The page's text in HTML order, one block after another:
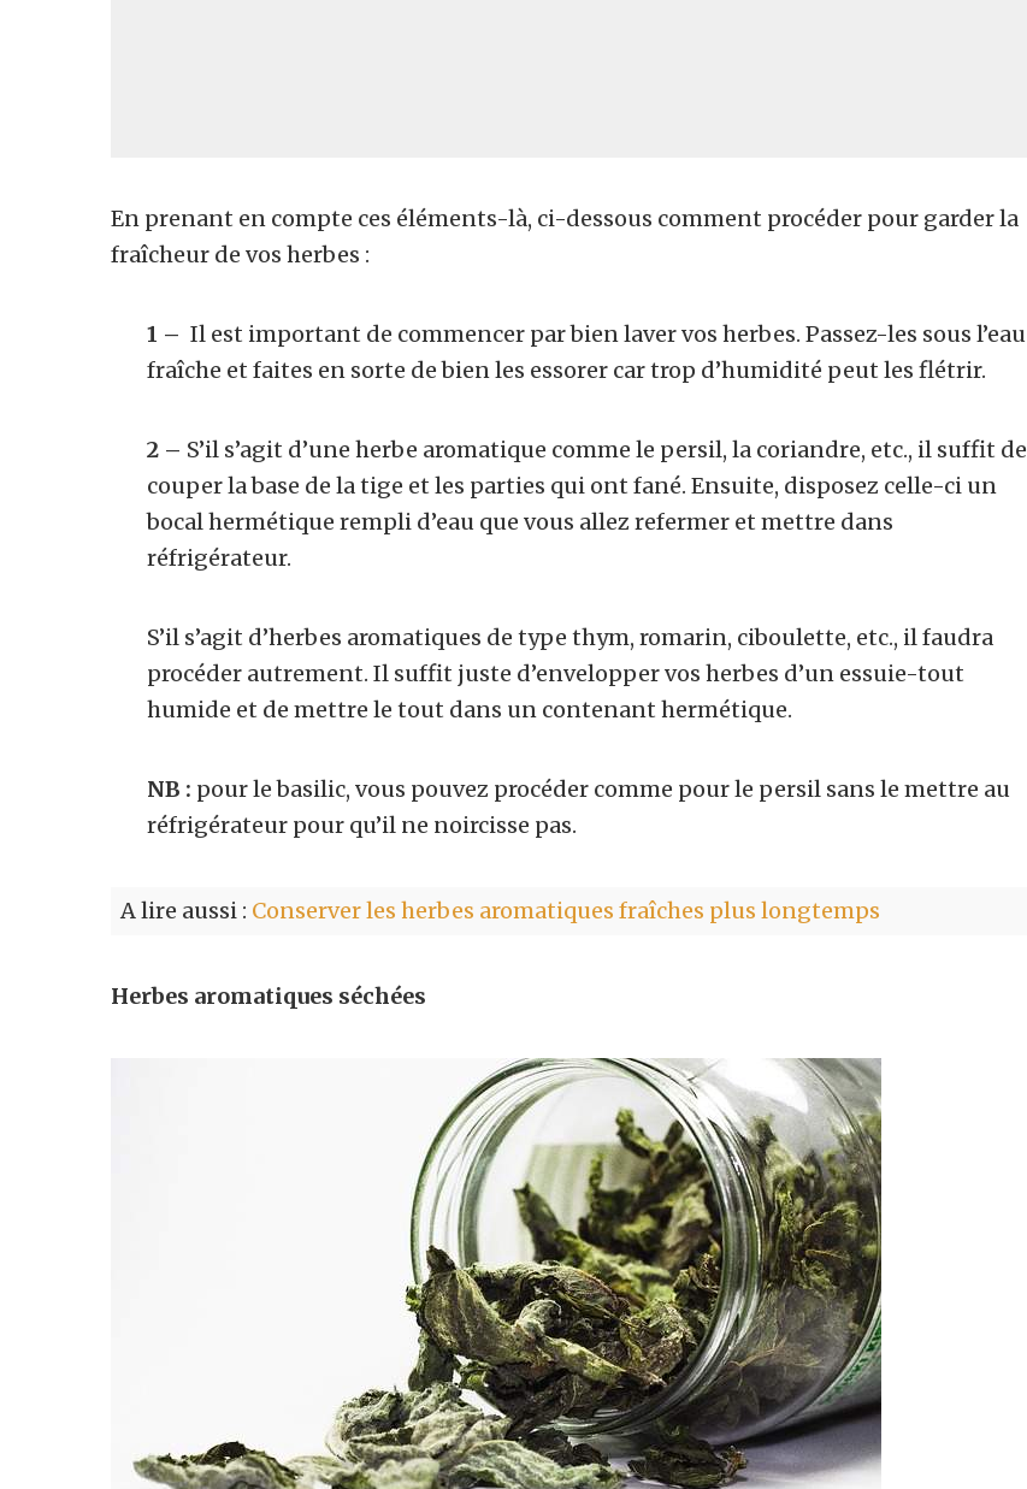
En prenant en compte ces éléments-là, ci-dessous comment procéder pour garder la
fraîcheur de vos herbes :
1 – Il est important de commencer par bien laver vos herbes. Passez-les sous l’eau
fraîche et faites en sorte de bien les essorer car trop d’humidité peut les flétrir.
2 – S’il s’agit d’une herbe aromatique comme le persil, la coriandre, etc., il suffit de
couper la base de la tige et les parties qui ont fané. Ensuite, disposez celle-ci un
bocal hermétique rempli d’eau que vous allez refermer et mettre dans
réfrigérateur.
S’il s’agit d’herbes aromatiques de type thym, romarin, ciboulette, etc., il faudra
procéder autrement. Il suffit juste d’envelopper vos herbes d’un essuie-tout
humide et de mettre le tout dans un contenant hermétique.
NB : pour le basilic, vous pouvez procéder comme pour le persil sans le mettre au
réfrigérateur pour qu’il ne noircisse pas.
A lire aussi : Conserver les herbes aromatiques fraîches plus longtemps
Herbes aromatiques séchées